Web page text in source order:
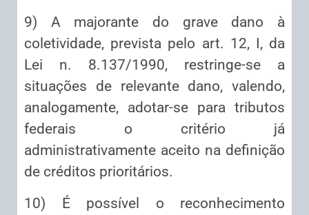
9) A majorante do grave dano à
coletividade, prevista pelo art. 12, I, da
Lei n. 8.137/1990, restringe-se a
situações de relevante dano, valendo,
analogamente, adotar-se para tributos
federais o critério já
administrativamente aceito na definição
de créditos prioritários.
10) É possível o reconhecimento